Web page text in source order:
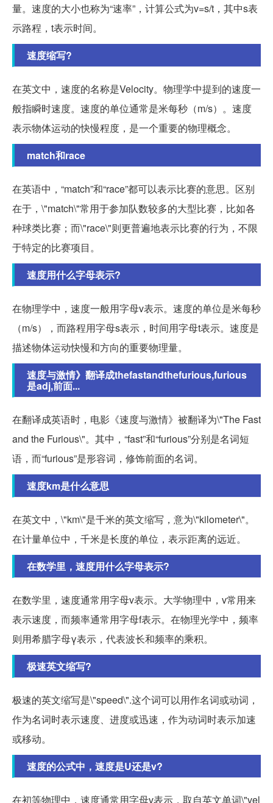
量。速度的大小也称为“速率”，计算公式为v=s/t，其中s表
示路程，t表示时间。
速度缩写?
在英文中，速度的名称是Velocity。物理学中提到的速度一
般指瞬时速度。速度的单位通常是米每秒（m/s）。速度
表示物体运动的快慢程度，是一个重要的物理概念。
match和race
在英语中，“match”和“race”都可以表示比赛的意思。区别
在于，\"match\"常用于参加队数较多的大型比赛，比如各
种球类比赛；而\"race\"则更普遍地表示比赛的行为，不限
于特定的比赛项目。
速度用什么字母表示?
在物理学中，速度一般用字母v表示。速度的单位是米每秒
（m/s），而路程用字母s表示，时间用字母t表示。速度是
描述物体运动快慢和方向的重要物理量。
速度与激情》翻译成thefastandthefurious,furious
是adj,前面...
在翻译成英语时，电影《速度与激情》被翻译为\"The Fast
and the Furious\"。其中，“fast”和“furious”分别是名词短
语，而“furious”是形容词，修饰前面的名词。
速度km是什么意思
在英文中，\"km\"是千米的英文缩写，意为\"kilometer\"。
在计量单位中，千米是长度的单位，表示距离的远近。
在数学里，速度用什么字母表示?
在数学里，速度通常用字母v表示。大学物理中，v常用来
表示速度，而频率通常用字母f表示。在物理光学中，频率
则用希腊字母γ表示，代表波长和频率的乘积。
极速英文缩写?
极速的英文缩写是\"speed\".这个词可以用作名词或动词，
作为名词时表示速度、进度或迅速，作为动词时表示加速
或移动。
速度的公式中，速度是U还是v?
在初等物理中，速度通常用字母v表示，取自英文单词\"vel